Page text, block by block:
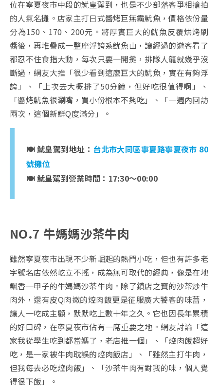
位在寧夏夜市中段的魷皇駕到，也是不少部落客爭相搶拍
的人氣名攤。店家主打日式醬烤巨無霸魷魚，價格依份量
分為150、170、200元。將厚實巨大的魷魚反覆烘烤刷
醬後，再堆疊成一整座浮誇系魷魚山，讓經過的遊客看了
都忍不住食指大動，每次只要一開攤，排隊人龍就幾乎沒
斷過，網友大推「很少看到這麼巨大的魷魚，實在有夠浮
誇」、「上次去大概排了50分鐘，但好吃很值得啊」、
「醬烤魷魚很涮嘴，買小份根本不夠吃」、「一週內回訪
兩次，這個新鮮Q度滿分」。
🍽️ 魷皇駕到地址： 台北市大同區寧夏路寧夏夜市 80
號攤位
🍽️ 魷皇駕到營業時間：17:30～00:00
NO.7 牛媽媽沙茶牛肉
雖然寧夏夜市出現不少新崛起的熱門小吃，但也有許多老
字號名店依然屹立不搖，成為無可取代的經典，像是在地
飄香一甲子的牛媽媽沙茶牛肉。除了鎮店之寶的沙茶炒牛
肉外，還有皮Q肉嫩的焢肉飯更是征服廣大饕客的味蕾，
讓人一吃成主顧，默默吃上數十年之久。它也因長年累積
的好口碑，在寧夏夜市佔有一席重要之地。網友討論「這
家我從學生吃到都當媽了，老店推一個」、「焢肉飯超好
吃，是一家被牛肉耽誤的焢肉飯店」、「雖然主打牛肉，
但我每去必吃焢肉飯」、「沙茶牛肉有對我的味，個人覺
得很下飯」。